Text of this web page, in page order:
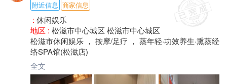
附近信息 商家信息
: 休闲娱乐
地区 : 松滋市中心城区 松滋市中心城区
松滋市休闲娱乐 ， 按摩/足疗 ， 蒸年轻·功效养生·熏蒸经
络SPA馆(松滋店)
全文